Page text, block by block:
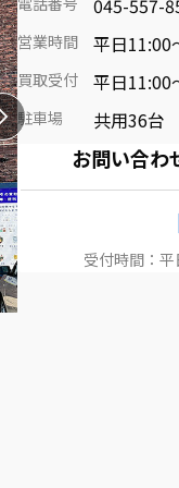
045-557-
営業時間 平日11:00
買取受付 平日11:00
駐車場 共用36台
お問い合
受付時間：